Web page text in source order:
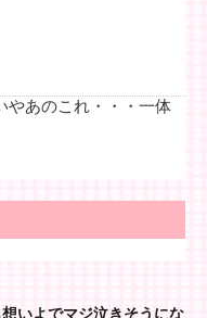
やあのこれ・・・一体
いよでマジ泣きそうにな